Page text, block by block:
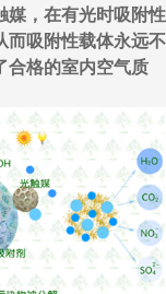
媒，在有光时吸附性
而吸附性载体永远不
合格的室内空气质